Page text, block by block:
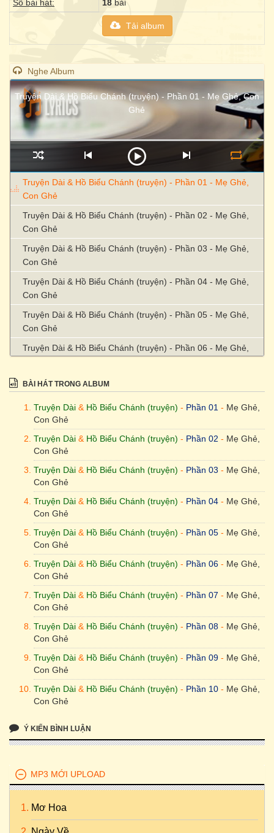
Số bài hát:
18 bài
Tải album
Nghe Album
Truyện Dài & Hồ Biểu Chánh (truyện) - Phần 01 - Mẹ Ghẻ, Con
Ghẻ
Truyện Dài & Hồ Biểu Chánh (truyện) - Phần 01 - Mẹ Ghẻ,
Con Ghẻ
Truyện Dài & Hồ Biểu Chánh (truyện) - Phần 02 - Mẹ Ghẻ,
Con Ghẻ
Truyện Dài & Hồ Biểu Chánh (truyện) - Phần 03 - Mẹ Ghẻ,
Con Ghẻ
Truyện Dài & Hồ Biểu Chánh (truyện) - Phần 04 - Mẹ Ghẻ,
Con Ghẻ
Truyện Dài & Hồ Biểu Chánh (truyện) - Phần 05 - Mẹ Ghẻ,
Con Ghẻ
Truyện Dài & Hồ Biểu Chánh (truyện) - Phần 06 - Mẹ Ghẻ,
Truyện Dài & Hồ Biểu Chánh (truyện) - Phần 07 - Mẹ Ghẻ,
Con Ghẻ
Truyện Dài & Hồ Biểu Chánh (truyện) - Phần 08 - Mẹ Ghẻ,
Con Ghẻ
Truyện Dài & Hồ Biểu Chánh (truyện) - Phần 09 - Mẹ Ghẻ,
Con Ghẻ
Truyện Dài & Hồ Biểu Chánh (truyện) - Phần 10 - Mẹ Ghẻ,
Con Ghẻ
Truyện Dài & Hồ Biểu Chánh (truyện) - Phần 11 - Mẹ Ghẻ,
Truyện Dài & Hồ Biểu Chánh (truyện) - Phần 12 - Mẹ Ghẻ,
Con Ghẻ
Truyện Dài & Hồ Biểu Chánh (truyện) - Phần 13 - Mẹ Ghẻ,
Con Ghẻ
Truyện Dài & Hồ Biểu Chánh (truyện) - Phần 14 - Mẹ Ghẻ,
Con Ghẻ
Truyện Dài & Hồ Biểu Chánh (truyện) - Phần 15 - Mẹ Ghẻ,
Con Ghẻ
Truyện Dài & Hồ Biểu Chánh (truyện) - Phần 16 - Mẹ Ghẻ,
Con Ghẻ
Con Ghẻ
Truyện Dài & Hồ Biểu Chánh (truyện) - Phần 18 - Mẹ Ghẻ,
BÀI HÁT TRONG ALBUM
Truyện Dài & Hồ Biểu Chánh (truyện) - Phần 01 - Mẹ Ghẻ,
Con Ghẻ
Truyện Dài & Hồ Biểu Chánh (truyện) - Phần 02 - Mẹ Ghẻ,
Con Ghẻ
Truyện Dài & Hồ Biểu Chánh (truyện) - Phần 03 - Mẹ Ghẻ,
Con Ghẻ
Truyện Dài & Hồ Biểu Chánh (truyện) - Phần 04 - Mẹ Ghẻ,
Con Ghẻ
Truyện Dài & Hồ Biểu Chánh (truyện) - Phần 05 - Mẹ Ghẻ,
Con Ghẻ
Truyện Dài & Hồ Biểu Chánh (truyện) - Phần 06 - Mẹ Ghẻ,
Con Ghẻ
Truyện Dài & Hồ Biểu Chánh (truyện) - Phần 07 - Mẹ Ghẻ,
Con Ghẻ
Truyện Dài & Hồ Biểu Chánh (truyện) - Phần 08 - Mẹ Ghẻ,
Con Ghẻ
Truyện Dài & Hồ Biểu Chánh (truyện) - Phần 09 - Mẹ Ghẻ,
Con Ghẻ
Truyện Dài & Hồ Biểu Chánh (truyện) - Phần 10 - Mẹ Ghẻ,
Con Ghẻ
Con Ghẻ
Truyện Dài&Hồ Biểu Chánh (truyện)-Phần 13-Mẹ Ghẻ,
Truyện Dài
Con Ghẻ
Ý KIẾN BÌNH LUẬN
MP3 MỚI UPLOAD
Mơ Hoa